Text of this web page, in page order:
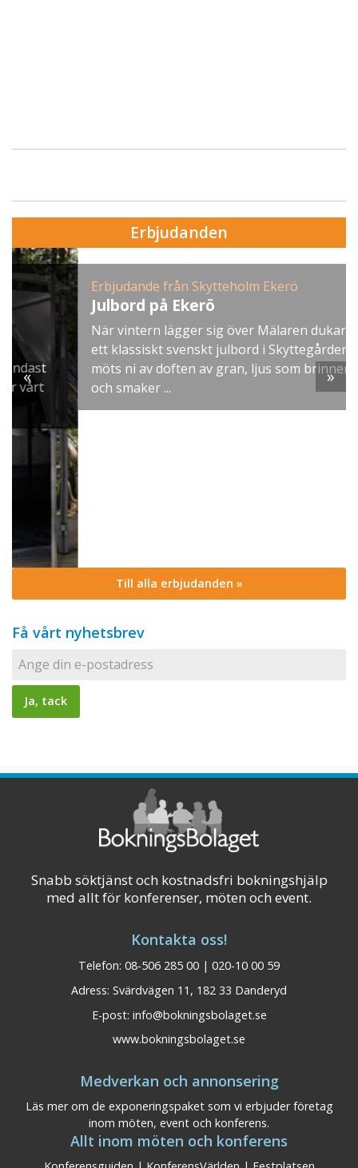
Erbjudanden
Erbjudande från Skytteholm Ekerö
Julbord på Ekerö
När vintern lägger sig över Mälaren dukar vi upp
ett klassiskt svenskt julbord i Skyttegården. Här
möts ni av doften av gran, ljus som brinner stilla
och smaker ...
« »
Till alla erbjudanden »
Få vårt nyhetsbrev
Snabb söktjänst och kostnadsfri bokningshjälp
med allt för konferenser, möten och event.
Kontakta oss!
Telefon: 08-506 285 00 | 020-10 00 59
Adress: Svärdvägen 11, 182 33 Danderyd
E-post: info@bokningsbolaget.se
www.bokningsbolaget.se
Medverkan och annonsering
Läs mer om de exponeringspaket som vi erbjuder företag
inom möten, event och konferens.
Allt inom möten och konferens